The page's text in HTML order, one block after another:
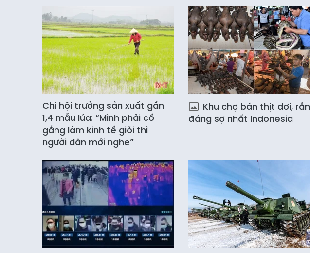
Chi hội trưởng sản xuất gần
1,4 mẫu lúa: “Mình phải cố
gắng làm kinh tế giỏi thì
người dân mới nghe”
Khu chợ bán thịt dơi, rắn
đáng sợ nhất Indonesia